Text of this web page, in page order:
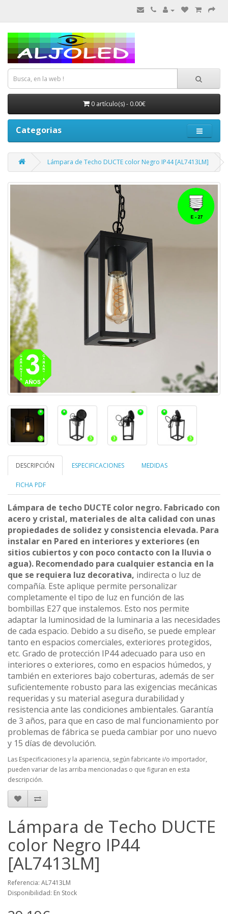
0 artículo(s) - 0.00€
Categorias
Lámpara de Techo DUCTE color Negro IP44 [AL7413LM]
DESCRIPCIÓN ESPECIFICACIONES MEDIDAS
FICHA PDF
Lámpara de techo DUCTE color negro. Fabricado con
acero y cristal, materiales de alta calidad con unas
propiedades de solidez y consistencia elevada. Para
instalar en Pared en interiores y exteriores (en
sitios cubiertos y con poco contacto con la lluvia o
agua). Recomendado para cualquier estancia en la
que se requiera luz decorativa, indirecta o luz de
compañía. Este aplique permite personalizar
completamente el tipo de luz en función de las
bombillas E27 que instalemos. Esto nos permite
adaptar la luminosidad de la luminaria a las necesidades
de cada espacio. Debido a su diseño, se puede emplear
tanto en espacios comerciales, exteriores protegidos,
etc. Grado de protección IP44 adecuado para uso en
interiores o exteriores, como en espacios húmedos, y
también en exteriores bajo coberturas, además de ser
suficientemente robusto para las exigencias mecánicas
requeridas y su material asegura durabilidad y
resistencia ante las condiciones ambientales. Garantía
de 3 años, para que en caso de mal funcionamiento por
problemas de fábrica se pueda cambiar por uno nuevo
y 15 días de devolución.
Las Especificaciones y la apariencia, según fabricante i/o importador,
pueden variar de las arriba mencionadas o que figuran en esta
descripción.
Lámpara de Techo DUCTE
color Negro IP44
[AL7413LM]
Referencia: AL7413LM
Disponibilidad: En Stock